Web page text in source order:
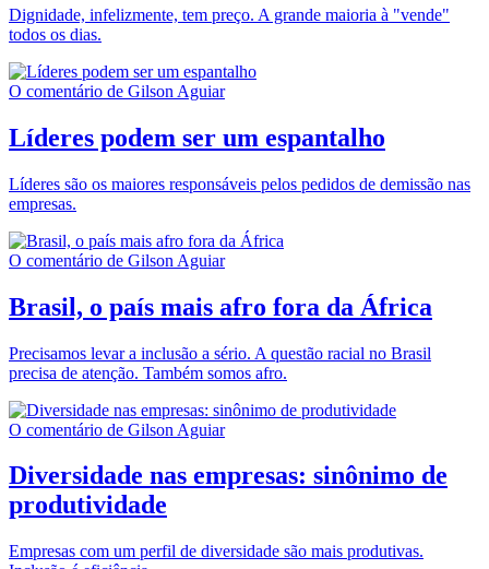
Dignidade, infelizmente, tem preço. A grande maioria à "vende"
todos os dias.
O comentário de Gilson Aguiar
Líderes podem ser um espantalho
Líderes são os maiores responsáveis pelos pedidos de demissão nas
empresas.
O comentário de Gilson Aguiar
Brasil, o país mais afro fora da África
Precisamos levar a inclusão a sério. A questão racial no Brasil
precisa de atenção. Também somos afro.
O comentário de Gilson Aguiar
Diversidade nas empresas: sinônimo de
produtividade
Empresas com um perfil de diversidade são mais produtivas.